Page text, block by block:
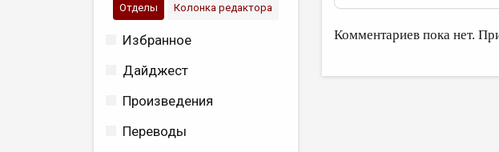
Отделы Колонка редактора
Избранное
Дайджест
Произведения
Переводы
Комментариев пока нет.